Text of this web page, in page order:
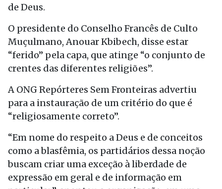
de Deus.
O presidente do Conselho Francês de Culto
Muçulmano, Anouar Kbibech, disse estar
“ferido” pela capa, que atinge “o conjunto de
crentes das diferentes religiões”.
A ONG Repórteres Sem Fronteiras advertiu
para a instauração de um critério do que é
“religiosamente correto”.
“Em nome do respeito a Deus e de conceitos
como a blasfêmia, os partidários dessa noção
buscam criar uma exceção à liberdade de
expressão em geral e de informação em